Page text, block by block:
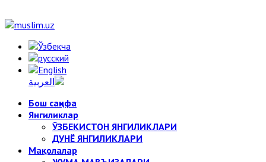
Бош саҳифа
Янгиликлар
ЎЗБЕКИСТОН ЯНГИЛИКЛАРИ
ДУНЁ ЯНГИЛИКЛАРИ
Мақолалар